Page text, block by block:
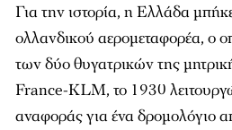
Για την ιστορία, η Ελλάδα
ολλανδικού αερομεταφορέα, ο
των δύο θυγατρικών της
France-KLM, το 1930
αναφοράς για ένα δρομολόγιο